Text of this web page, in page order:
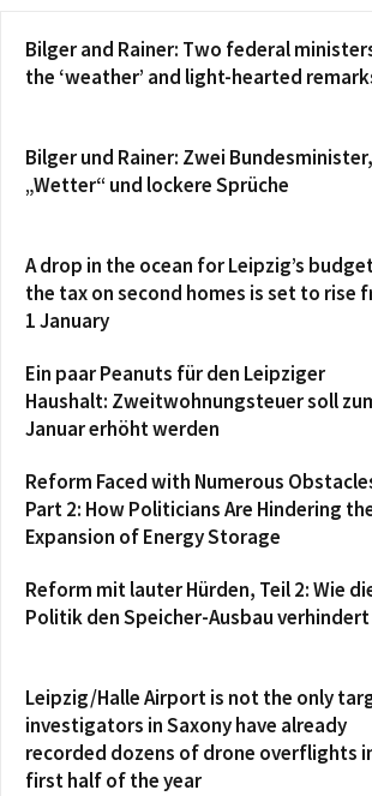
Bilger and Rainer: Two federal
the ‘weather’ and light-hearted
Bilger und Rainer: Zwei
„Wetter“ und lockere Sprüche
A drop in the ocean for Leipzig’s
the tax on second homes is set to rise
1 January
Ein paar Peanuts für den Leipziger
Haushalt: Zweitwohnungsteuer soll
Januar erhöht werden
Reform Faced with Numerous
Part 2: How Politicians Are Hindering
Expansion of Energy Storage
Reform mit lauter Hürden, Teil 2: Wie
Politik den Speicher-Ausbau verhindert
Leipzig/Halle Airport is not the only
investigators in Saxony have already
recorded dozens of drone overflights
first half of the year